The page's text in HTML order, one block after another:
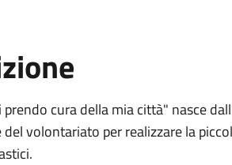
cura della mia città" nasce
del volontariato per realizzare la